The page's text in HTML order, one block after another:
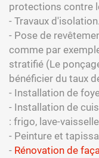
protections contre
- Travaux d'isolation.
- Pose de
comme par
stratifié (Le
bénéficier du taux
- Installation de
- Installation de
: frigo, lave-
- Peinture et
- Rénovation de